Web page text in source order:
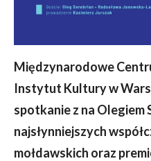
Międzynarodowe
Instytut Kultury w
spotkanie z na Olegiem
najsłynniejszych
mołdawskich oraz